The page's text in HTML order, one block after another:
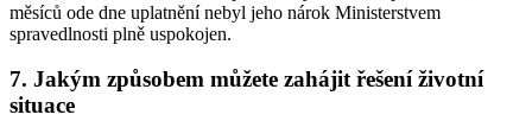
měsíců ode dne uplatnění nebyl jeho nárok Ministerstvem
spravedlnosti plně uspokojen.
7. Jakým způsobem můžete zahájit řešení životní
situace